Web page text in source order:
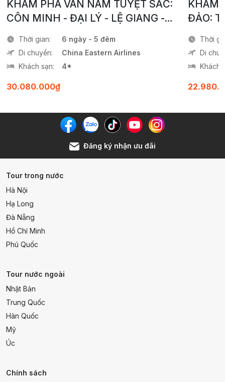
Phục vụ khăn lạnh, nước suối 500ml 01 phần/ Người/
Ngày.
KHÁM PHÁ VÂN NAM TUYỆT SẮC:
CÔN MINH - ĐẠI LÝ - LỆ GIANG -
Thời gian:
6 ngày - 5 đêm
Di chuyển:
China Eastern Airlines
Khách sạn:
4*
30.080.000₫
KHÁM
ĐẢO:
Thời
Di
Khách
Đăng ký nhận ưu đãi
Tour trong nước
Hà Nội
Hạ Long
Đà Nẵng
Hồ Chí Minh
Phú Quốc
Tour nước ngoài
Nhật Bản
Trung Quốc
Hàn Quốc
Mỹ
Úc
Chính sách